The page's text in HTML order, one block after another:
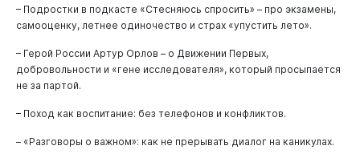
– Подростки в подкасте «Стесняюсь спросить» – про экзамены,
самооценку, летнее одиночество и страх «упустить лето».
– Герой России Артур Орлов – о Движении Первых,
добровольности и «гене исследователя», который просыпается
не за партой.
– Поход как воспитание: без телефонов и конфликтов.
– «Разговоры о важном»: как не прерывать диалог на каникулах.